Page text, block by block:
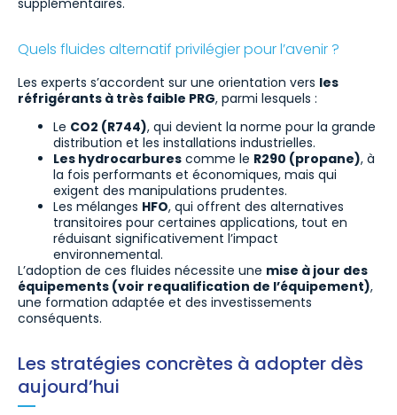
supplémentaires.
Quels fluides alternatif privilégier pour l’avenir ?
Les experts s’accordent sur une orientation vers les
réfrigérants à très faible PRG, parmi lesquels :
Le CO2 (R744), qui devient la norme pour la grande
distribution et les installations industrielles.
Les hydrocarbures comme le R290 (propane), à
la fois performants et économiques, mais qui
exigent des manipulations prudentes.
Les mélanges HFO, qui offrent des alternatives
transitoires pour certaines applications, tout en
réduisant significativement l’impact
environnemental.
L’adoption de ces fluides nécessite une mise à jour des
équipements (voir requalification de l’équipement),
une formation adaptée et des investissements
conséquents.
Les stratégies concrètes à adopter dès
aujourd’hui